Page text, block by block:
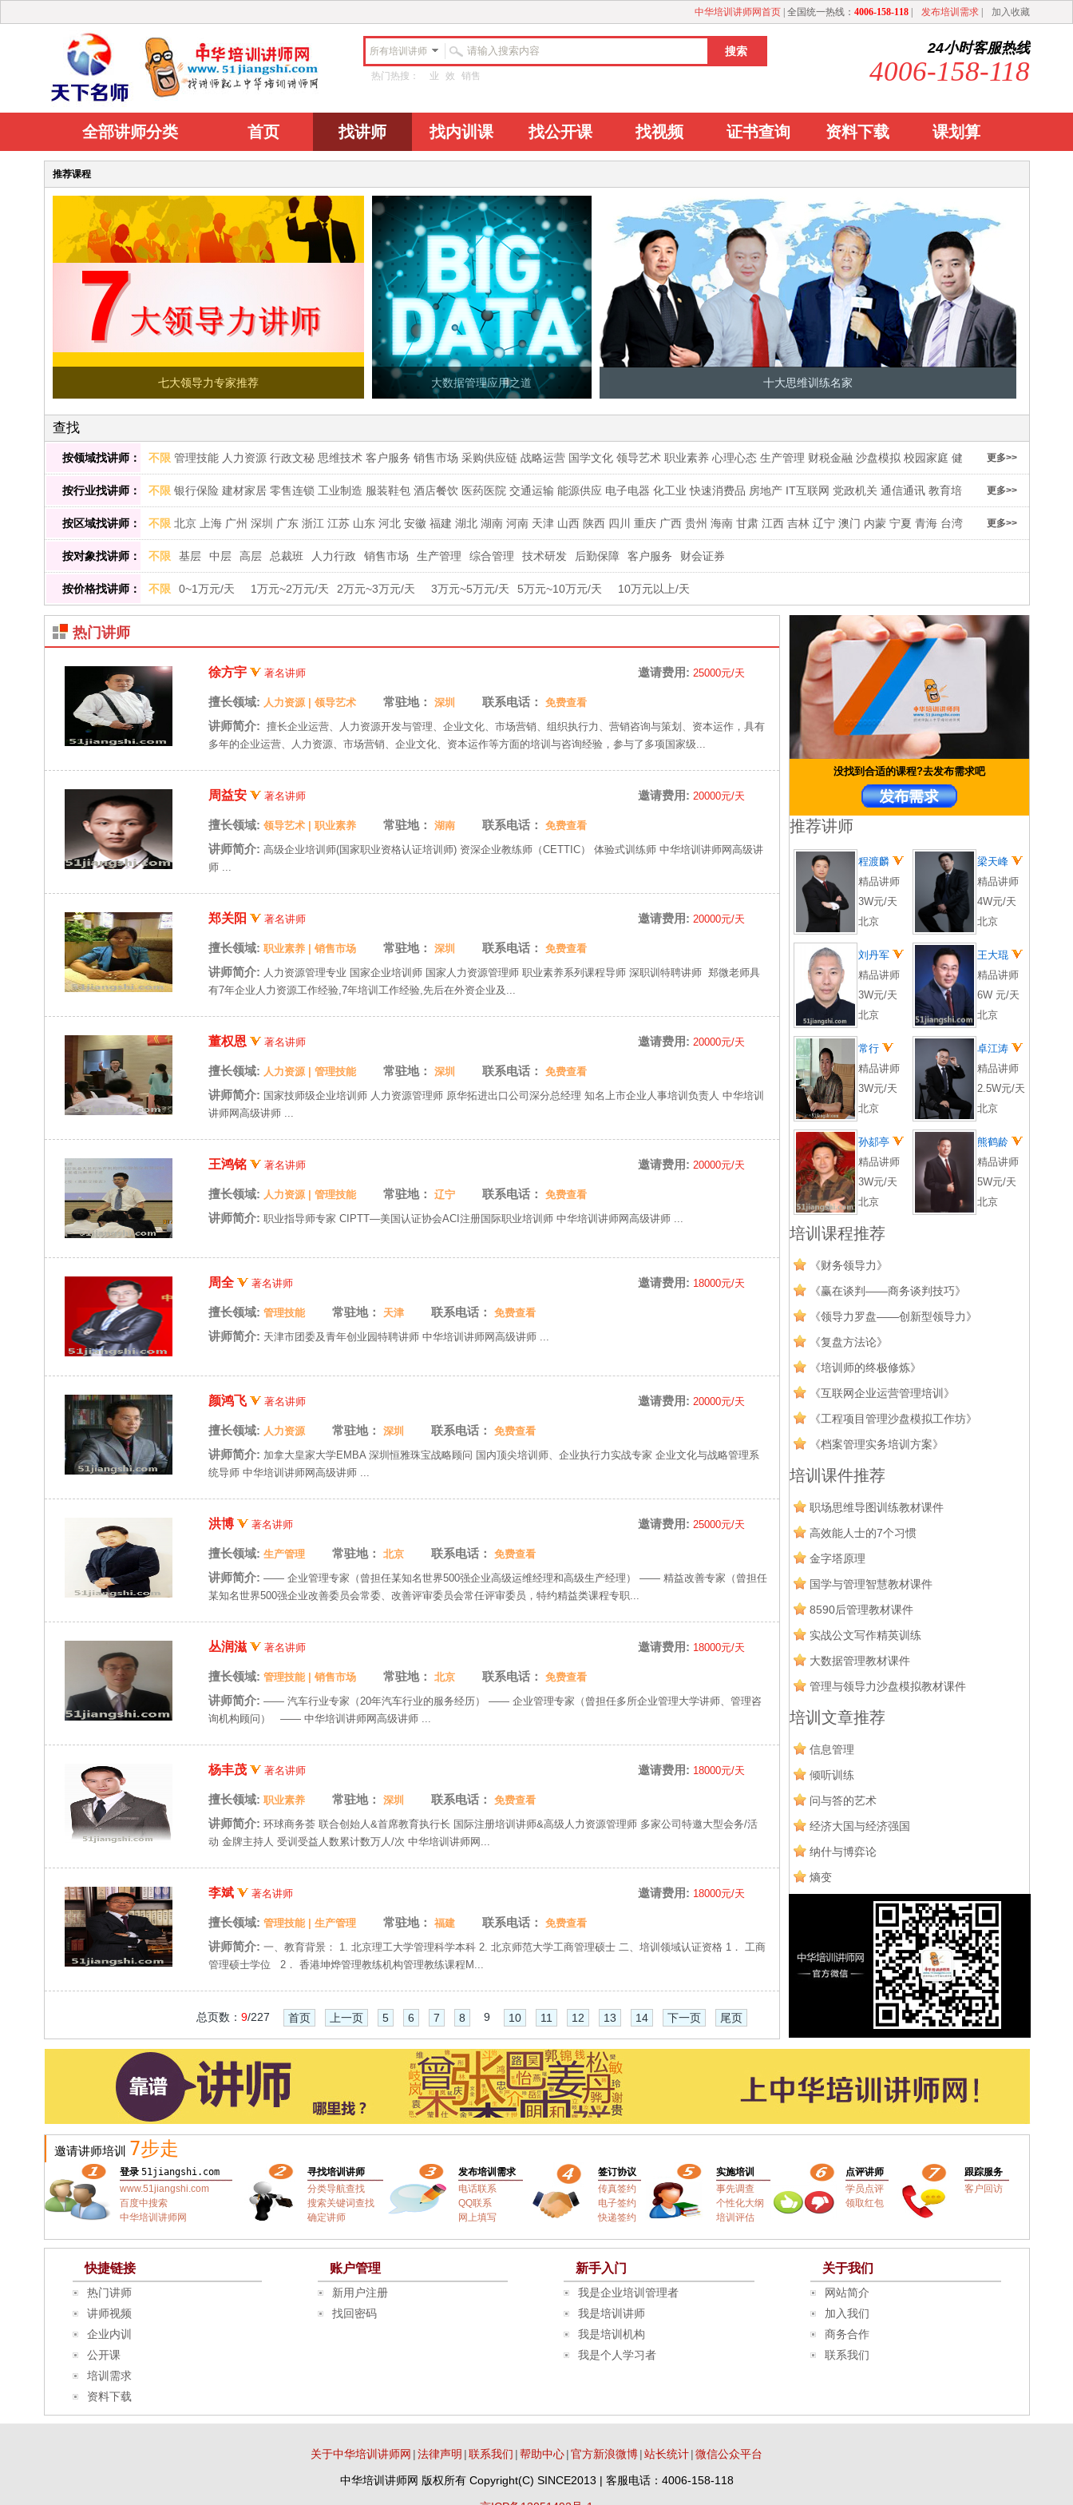
中华培训讲师网首页| 全国统一热线： 4006-158-118| 发布培训需求| 加入收藏
所有培训讲师
热门热搜： 业 效 销售
24小时客服热线
4006-158-118
全部讲师分类 首页 找讲师 找内训课 找公开课 找视频 证书查询 资料下载 课划算
推荐课程
七大领导力专家推荐 大数据管理应用之道 十大思维训练名家
查找
按领域找讲师： 不限 管理技能 人力资源 行政文秘 思维技术 客户服务 销售市场 采购供应链 战略运营 国学文化 领导艺术 职业素养 心理心态 生产管理 财税金融 沙盘模拟 校园家庭 健
康养生 内训师培养 互联网管理
更多>>
按行业找讲师： 不限 银行保险 建材家居 零售连锁 工业制造 服装鞋包 酒店餐饮 医药医院 交通运输 能源供应 电子电器 化工业 快速消费品 房地产 IT互联网 党政机关 通信通讯 教育培
训 美容化妆 农林畜牧 印刷包装 体育用品 玩具礼品 汽车 传媒
更多>>
按区域找讲师： 不限 北京 上海 广州 深圳 广东 浙江 江苏 山东 河北 安徽 福建 湖北 湖南 河南 天津 山西 陕西 四川 重庆 广西 贵州 海南 甘肃 江西 吉林 辽宁 澳门 内蒙 宁夏 青海 台湾
新疆 西藏 云南 香港 黑龙江 杭州 海外
更多>>
按对象找讲师： 不限 基层 中层 高层 总裁班 人力行政 销售市场 生产管理 综合管理 技术研发 后勤保障 客户服务 财会证券
按价格找讲师： 不限 0~1万元/天 1万元~2万元/天 2万元~3万元/天 3万元~5万元/天 5万元~10万元/天 10万元以上/天
热门讲师
徐方宇 著名讲师 邀请费用: 25000元/天
擅长领域: 人力资源| 领导艺术 常驻地： 深圳 联系电话： 免费查看
讲师简介: 擅长企业运营、人力资源开发与管理、企业文化、市场营销、组织执行力、营销咨询与策划、资本运作，具有
多年的企业运营、人力资源、市场营销、企业文化、资本运作等方面的培训与咨询经验，参与了多项国家级...
周益安 著名讲师 邀请费用: 20000元/天
擅长领域: 领导艺术| 职业素养 常驻地： 湖南 联系电话： 免费查看
讲师简介: 高级企业培训师(国家职业资格认证培训师) 资深企业教练师（CETTIC） 体验式训练师 中华培训讲师网高级讲
师 ...
郑关阳 著名讲师 邀请费用: 20000元/天
擅长领域: 职业素养| 销售市场 常驻地： 深圳 联系电话： 免费查看
讲师简介: 人力资源管理专业 国家企业培训师 国家人力资源管理师 职业素养系列课程导师 深职训特聘讲师 郑微老师具
有7年企业人力资源工作经验,7年培训工作经验,先后在外资企业及...
董权恩 著名讲师 邀请费用: 20000元/天
擅长领域: 人力资源| 管理技能 常驻地： 深圳 联系电话： 免费查看
讲师简介: 国家技师级企业培训师 人力资源管理师 原华拓进出口公司深分总经理 知名上市企业人事培训负责人 中华培训
讲师网高级讲师 ...
王鸿铭 著名讲师 邀请费用: 20000元/天
擅长领域: 人力资源| 管理技能 常驻地： 辽宁 联系电话： 免费查看
讲师简介: 职业指导师专家 CIPTT—美国认证协会ACI注册国际职业培训师 中华培训讲师网高级讲师 ...
周全 著名讲师 邀请费用: 18000元/天
擅长领域: 管理技能 常驻地： 天津 联系电话： 免费查看
讲师简介: 天津市团委及青年创业园特聘讲师 中华培训讲师网高级讲师 ...
颜鸿飞 著名讲师 邀请费用: 20000元/天
擅长领域: 人力资源 常驻地： 深圳 联系电话： 免费查看
讲师简介: 加拿大皇家大学EMBA 深圳恒雅珠宝战略顾问 国内顶尖培训师、企业执行力实战专家 企业文化与战略管理系
统导师 中华培训讲师网高级讲师 ...
洪博 著名讲师 邀请费用: 25000元/天
擅长领域: 生产管理 常驻地： 北京 联系电话： 免费查看
讲师简介: —— 企业管理专家（曾担任某知名世界500强企业高级运维经理和高级生产经理） —— 精益改善专家（曾担任
某知名世界500强企业改善委员会常委、改善评审委员会常任评审委员，特约精益类课程专职...
丛润滋 著名讲师 邀请费用: 18000元/天
擅长领域: 管理技能| 销售市场 常驻地： 北京 联系电话： 免费查看
讲师简介: —— 汽车行业专家（20年汽车行业的服务经历） —— 企业管理专家（曾担任多所企业管理大学讲师、管理咨
询机构顾问） —— 中华培训讲师网高级讲师 ...
杨丰茂 著名讲师 邀请费用: 18000元/天
擅长领域: 职业素养 常驻地： 深圳 联系电话： 免费查看
讲师简介: 环球商务荟 联合创始人&首席教育执行长 国际注册培训讲师&高级人力资源管理师 多家公司特邀大型会务/活
动 金牌主持人 受训受益人数累计数万人/次 中华培训讲师网...
李斌 著名讲师 邀请费用: 18000元/天
擅长领域: 管理技能| 生产管理 常驻地： 福建 联系电话： 免费查看
讲师简介: 一、教育背景： 1. 北京理工大学管理科学本科 2. 北京师范大学工商管理硕士 二、培训领域认证资格 1． 工商
管理硕士学位 2． 香港坤烨管理教练机构管理教练课程M...
总页数： 9/227 首页 上一页 5 6 7 8 9 10 11 12 13 14 下一页 尾页
没找到合适的课程?去发布需求吧
推荐讲师
程渡麟
精品讲师
3W元/天
北京
梁天峰
精品讲师
4W元/天
北京
刘丹军
精品讲师
3W元/天
北京
王大琨
精品讲师
6W 元/天
北京
常行
精品讲师
3W元/天
北京
卓江涛
精品讲师
2.5W元/天
北京
孙郂亭
精品讲师
3W元/天
北京
熊鹤龄
精品讲师
5W元/天
北京
培训课程推荐
《财务领导力》
《赢在谈判——商务谈判技巧》
《领导力罗盘——创新型领导力》
《复盘方法论》
《培训师的终极修炼》
《互联网企业运营管理培训》
《工程项目管理沙盘模拟工作坊》
《档案管理实务培训方案》
培训课件推荐
职场思维导图训练教材课件
高效能人士的7个习惯
金字塔原理
国学与管理智慧教材课件
8590后管理教材课件
实战公文写作精英训练
大数据管理教材课件
管理与领导力沙盘模拟教材课件
培训文章推荐
信息管理
倾听训练
问与答的艺术
经济大国与经济强国
纳什与博弈论
熵变
邀请讲师培训 7步走
登录 51jiangshi.com
www.51jiangshi.com
百度中搜索
中华培训讲师网
寻找培训讲师
分类导航查找
搜索关键词查找
确定讲师
发布培训需求
电话联系
QQ联系
网上填写
签订协议
传真签约
电子签约
快递签约
实施培训
事先调查
个性化大纲
培训评估
点评讲师
学员点评
领取红包
跟踪服务
客户回访
快捷链接
热门讲师
讲师视频
企业内训
公开课
培训需求
资料下载
账户管理
新用户注册
找回密码
新手入门
我是企业培训管理者
我是培训讲师
我是培训机构
我是个人学习者
关于我们
网站简介
加入我们
商务合作
联系我们
关于中华培训讲师网 |法律声明 |联系我们 |帮助中心|官方新浪微博|站长统计|微信公众平台
中华培训讲师网 版权所有 Copyright(C) SINCE2013 | 客服电话：4006-158-118